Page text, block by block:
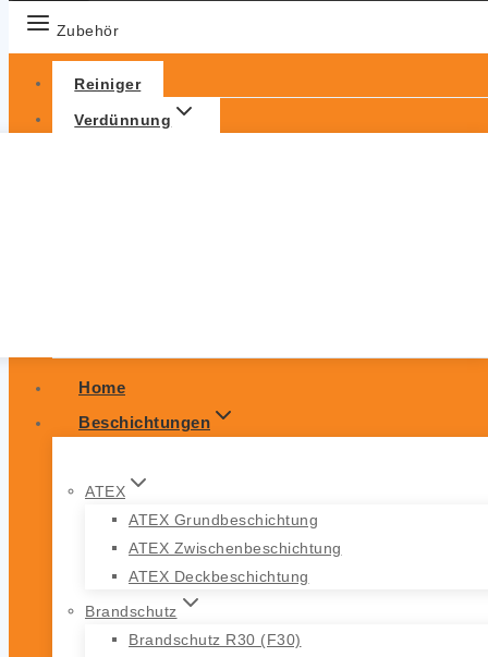
Zubehör
Reiniger
Verdünnung
Home
Beschichtungen
ATEX
ATEX Grundbeschichtung
ATEX Zwischenbeschichtung
ATEX Deckbeschichtung
Brandschutz
Brandschutz R30 (F30)